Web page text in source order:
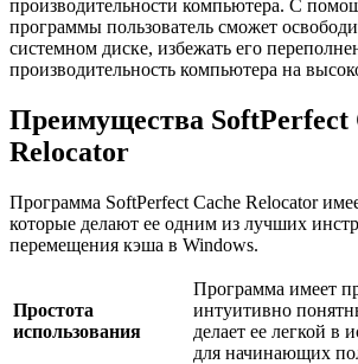
производительности компьютера. С
программы пользователь сможет
системном диске, избежать его
производительность компьютера на
Преимущества SoftPerfect
Relocator
Программа SoftPerfect Cache Relocator
которые делают ее одним из лучших
перемещения кэша в Windows.
Простота
использования
Программа имеет
интуитивно
делает ее легкой в
для начинающих